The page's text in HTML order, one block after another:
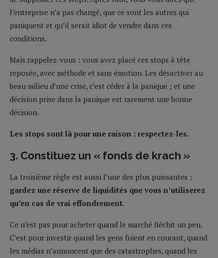
l’entreprise n’a pas changé, que ce sont les autres qui
paniquent et qu’il serait idiot de vendre dans ces
conditions.
Mais rappelez-vous : vous avez placé ces stops à tête
reposée, avec méthode et sans émotion. Les désactiver au
beau milieu d’une crise, c’est céder à la panique ; et une
décision prise dans la panique est rarement une bonne
décision.
Les stops sont là pour une raison : respectez-les.
3. Constituez un « fonds de krach »
La troisième règle est aussi l’une des plus puissantes :
gardez une réserve de liquidités que vous n’utiliserez
qu’en cas de vrai effondrement.
Ce n’est pas pour acheter quand le marché fléchit un peu.
C’est pour investir quand les gens fuient en courant, quand
les médias n’annoncent que des catastrophes, quand les